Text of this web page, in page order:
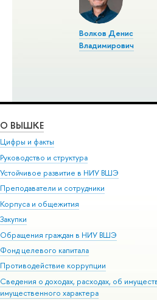
Волков Денис
Владимирович
О ВЫШКЕ
Цифры и факты
Руководство и структура
Устойчивое развитие в НИУ ВШЭ
Преподаватели и сотрудники
Корпуса и общежития
Закупки
Обращения граждан в НИУ ВШЭ
Фонд целевого капитала
Противодействие коррупции
Сведения о доходах, расходах, об
имущественного характера